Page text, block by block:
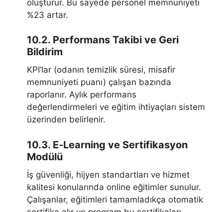
oluşturur. Bu sayede personel memnuniyeti
%23 artar.
10.2. Performans Takibi ve Geri
Bildirim
KPI’lar (odanın temizlik süresi, misafir
memnuniyeti puanı) çalışan bazında
raporlanır. Aylık performans
değerlendirmeleri ve eğitim ihtiyaçları sistem
üzerinden belirlenir.
10.3. E‑Learning ve Sertifikasyon
Modülü
İş güvenliği, hijyen standartları ve hizmet
kalitesi konularında online eğitimler sunulur.
Çalışanlar, eğitimleri tamamladıkça otomatik